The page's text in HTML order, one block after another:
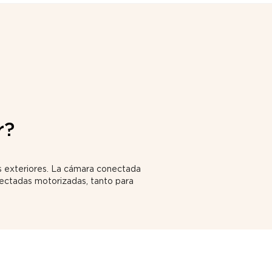
exteriores. La cámara conectada
motorizadas, tanto para